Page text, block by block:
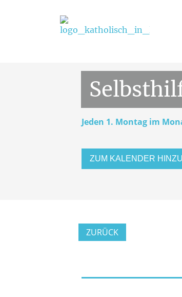
Jeden 1. Montag im
ZUM KALENDER
ZURÜCK